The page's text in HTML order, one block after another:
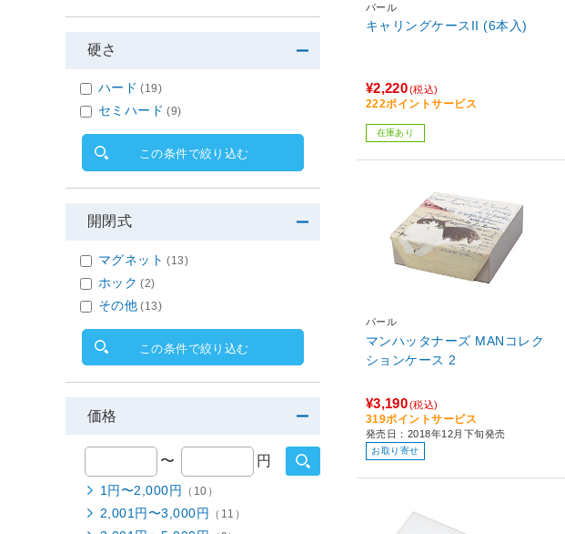
パール
キャリングケースII (6本入)
¥2,220(税込)
222ポイントサービス
在庫あり
パール
マンハッタナーズ MANコレク
ションケース 2
¥3,190(税込)
319ポイントサービス
発売日：2018年12月下旬発売
お取り寄せ
硬さ
ハード (19)
セミハード (9)
この条件で絞り込む
開閉式
マグネット (13)
ホック (2)
その他 (13)
この条件で絞り込む
価格
〜 円
1円〜2,000円 （10）
2,001円〜3,000円 （11）